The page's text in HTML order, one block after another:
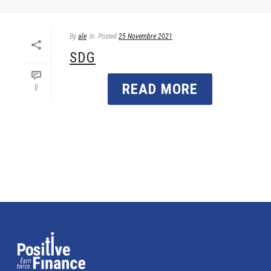
0
By ale In Posted 25 Novembre 2021
SDG
READ MORE